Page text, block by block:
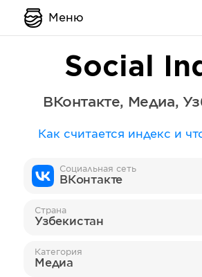
Меню
Social
ВКонтакте, Медиа,
Как считается индекс и
Социальная сеть
ВКонтакте
Страна
Узбекистан
Категория
Медиа